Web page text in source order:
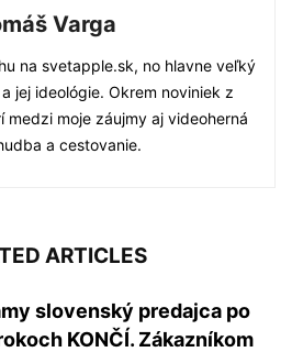
Varga
na svetapple.sk, no hlavne veľký
jej ideológie. Okrem noviniek z
medzi moje záujmy aj videoherná
a cestovanie.
ARTICLES
slovenský predajca po
KONČÍ. Zákazníkom